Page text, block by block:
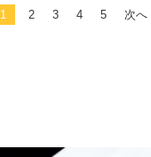
1 2 3 4 5 次へ